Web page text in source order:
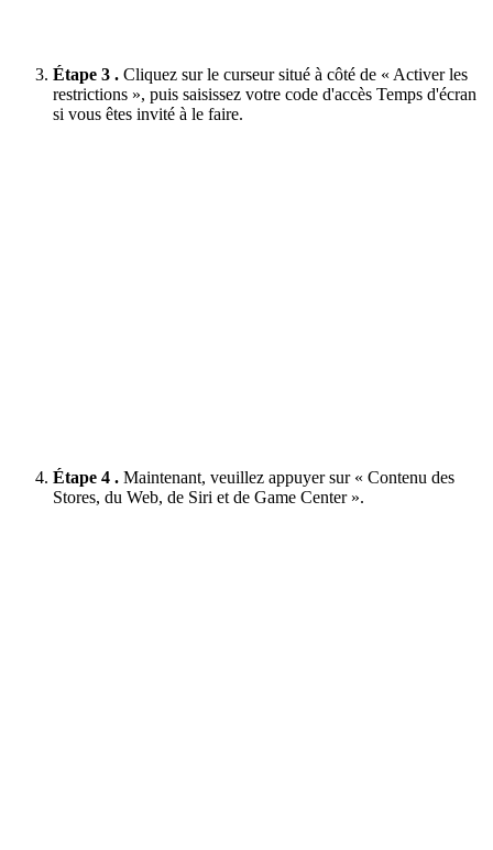
Étape 3 . Cliquez sur le curseur situé à côté de « Activer les
restrictions », puis saisissez votre code d'accès Temps d'écran
si vous êtes invité à le faire.
Étape 4 . Maintenant, veuillez appuyer sur « Contenu des
Stores, du Web, de Siri et de Game Center ».